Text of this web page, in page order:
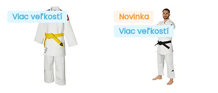
Viac veľkostí
Novinka
Viac veľkostí